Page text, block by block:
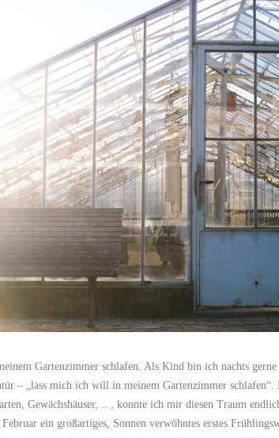
Gartenzimmer schlafen. Als Kind bin ich nachts gerne
– „lass mich ich will in meinem Gartenzimmer schlafen“.
Gewächshäuser, .. , konnte ich mir diesen Traum
Februar ein großartiges, Sonnen verwöhntes erstes